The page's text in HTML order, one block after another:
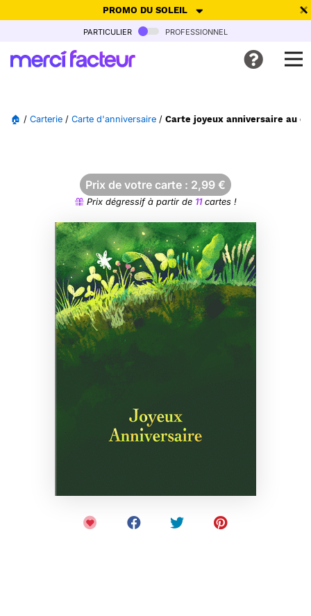
PROMO DU SOLEIL
-30% de réduction avec le code SUMMER26pour envoyer des
Ne plus afficher
particulier professionnel
🏠 / Carterie / Carte d'anniversaire / Carte joyeux anniversaire au
Prix de votre carte : 2,99 €
Prix dégressif à partir de 11cartes !